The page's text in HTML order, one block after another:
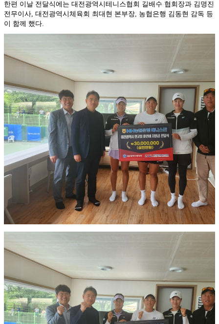
한편 이날 전달식에는 대전광역시테니스협회 길배수 협회장과 김명진
전무이사, 대전광역시체육회 최대현 본부장, 농협은행 김동현 감독 등
이 함께 했다.